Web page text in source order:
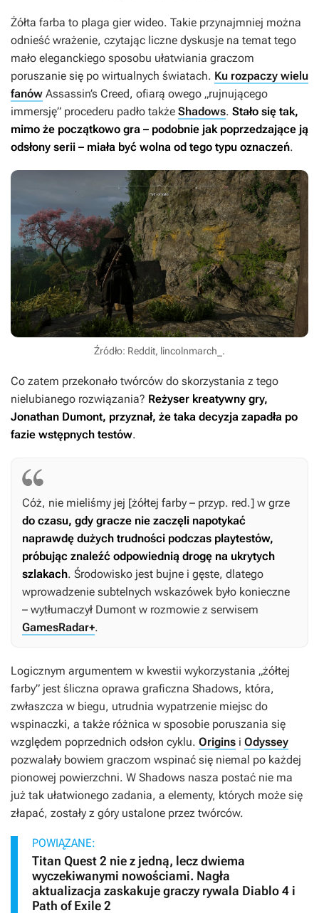
Żółta farba to plaga gier wideo. Takie przynajmniej można
odnieść wrażenie, czytając liczne dyskusje na temat tego
mało eleganckiego sposobu ułatwiania graczom
poruszanie się po wirtualnych światach. Ku rozpaczy wielu
fanów Assassin’s Creed, ofiarą owego „rujnującego
immersję” procederu padło także Shadows. Stało się tak,
mimo że początkowo gra – podobnie jak poprzedzające ją
odsłony serii – miała być wolna od tego typu oznaczeń.
Źródło: Reddit, lincolnmarch_.
Co zatem przekonało twórców do skorzystania z tego
nielubianego rozwiązania? Reżyser kreatywny gry,
Jonathan Dumont, przyznał, że taka decyzja zapadła po
fazie wstępnych testów.
Cóż, nie mieliśmy jej [żółtej farby – przyp. red.] w grze
do czasu, gdy gracze nie zaczęli napotykać
naprawdę dużych trudności podczas playtestów,
próbując znaleźć odpowiednią drogę na ukrytych
szlakach. Środowisko jest bujne i gęste, dlatego
wprowadzenie subtelnych wskazówek było konieczne
– wytłumaczył Dumont w rozmowie z serwisem
GamesRadar+.
Logicznym argumentem w kwestii wykorzystania „żółtej
farby” jest śliczna oprawa graficzna Shadows, która,
zwłaszcza w biegu, utrudnia wypatrzenie miejsc do
wspinaczki, a także różnica w sposobie poruszania się
względem poprzednich odsłon cyklu. Origins i Odyssey
pozwalały bowiem graczom wspinać się niemal po każdej
pionowej powierzchni. W Shadows nasza postać nie ma
już tak ułatwionego zadania, a elementy, których może się
złapać, zostały z góry ustalone przez twórców.
POWIĄZANE:
Titan Quest 2 nie z jedną, lecz dwiema
wyczekiwanymi nowościami. Nagła
aktualizacja zaskakuje graczy rywala Diablo 4 i
Path of Exile 2